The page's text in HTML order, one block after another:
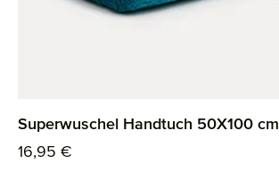
Superwuschel Handtuch 50X100 cm
Regulärer Preis:
16,95 €